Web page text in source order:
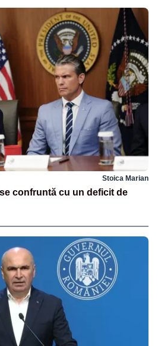
Stoica Marian
confruntă cu un deficit de